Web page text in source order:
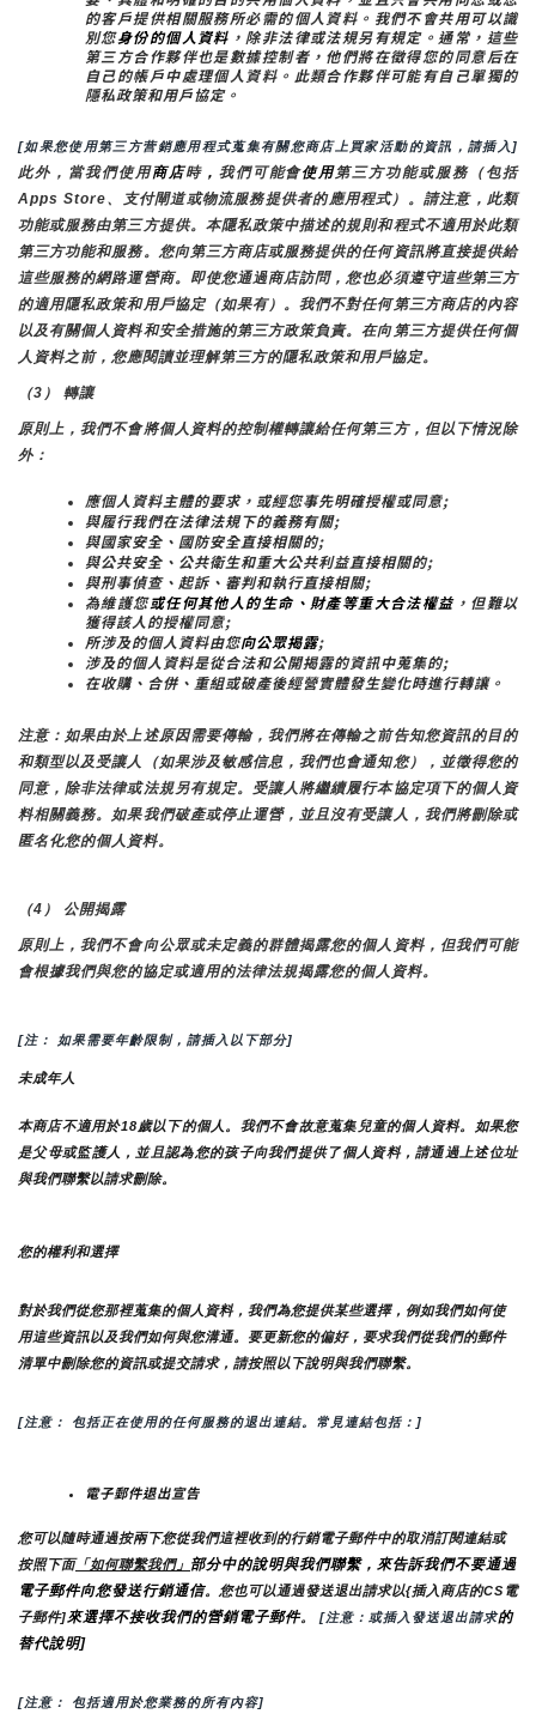
的客戶提供相關服務所必需的個人資料。我們不會共用可以識
別您身份的個人資料 ，除非法律或法規另有規定。通常，這些
第三方合作夥伴也是數據控制者，他們將在徵得您的同意后在
自己的帳戶中處理個人資料。此類合作夥伴可能有自己單獨的
隱私政策和用戶協定。
[如果您使用第三方营銷應用程式蒐集有關您商店上買家活動的資訊，請插入]
此外，當我們使用商店時， 我們可能會使用第三方功能或服務（包括
Apps Store、支付閘道或物流服務提供者的應用程式）。請注意，此類
功能或服務由第三方提供。本隱私政策中描述的規則和程式不適用於此類
第三方功能和服務。您向第三方商店或服務提供的任何資訊將直接提供給
這些服務的網路運營商。即使您通過商店訪問，您也必須遵守這些第三方
的適用隱私政策和用戶協定（如果有）。我們不對任何第三方商店的內容
以及有關個人資料和安全措施的第三方政策負責。在向第三方提供任何個
人資料之前，您應閱讀並理解第三方的隱私政策和用戶協定。
（3） 轉讓
原則上，我們不會將個人資料的控制權轉讓給任何第三方，但以下情況除
外：
應個人資料主體的要求，或經您事先明確授權或同意;
與履行我們在法律法規下的義務有關;
與國家安全、國防安全直接相關的;
與公共安全、公共衛生和重大公共利益直接相關的;
與刑事偵查、起訴、審判和執行直接相關;
為維護您或任何其他人的生命、財產等重大合法權益，但難以
獲得該人的授權同意;
所涉及的個人資料由您向公眾揭露;
涉及的個人資料是從合法和公開揭露的資訊中蒐集的;
在收購、合併、重組或破產後經營實體發生變化時進行轉讓。
注意：如果由於上述原因需要傳輸，我們將在傳輸之前告知您資訊的目的
和類型以及受讓人（如果涉及敏感信息，我們也會通知您），並徵得您的
同意，除非法律或法規另有規定。受讓人將繼續履行本協定項下的個人資
料相關義務。如果我們破產或停止運營，並且沒有受讓人，我們將刪除或
匿名化您的個人資料。
（4） 公開揭露
原則上，我們不會向公眾或未定義的群體揭露您的個人資料，但我們可能
會根據我們與您的協定或適用的法律法規揭露您的個人資料。
[注： 如果需要年齡限制，請插入以下部分]
未成年人
本商店不適用於18歲以下的個人。我們不會故意蒐集兒童的個人資料。如果您
是父母或監護人，並且認為您的孩子向我們提供了個人資料，請通過上述位址
與我們聯繫以請求刪除。
您的權利和選擇
對於我們從您那裡蒐集的個人資料，我們為您提供某些選擇，例如我們如何使
用這些資訊以及我們如何與您溝通。要更新您的偏好，要求我們從我們的郵件
清單中刪除您的資訊或提交請求，請按照以下說明與我們聯繫。
[注意： 包括正在使用的任何服務的退出連結。常見連結包括：]
電子郵件退出宣告
您可以隨時通過按兩下您從我們這裡收到的行銷電子郵件中的取消訂閱連結或
按照下面「如何聯繫我們」 部分中的說明與我們聯繫，來告訴我們不要通過
電子郵件向您發送行銷通信。您也可以通過發送退出請求以{插入商店的CS電
子郵件]來選擇不接收我們的營銷電子郵件。 [注意：或插入發送退出請求的
替代說明]
[注意： 包括適用於您業務的所有內容]